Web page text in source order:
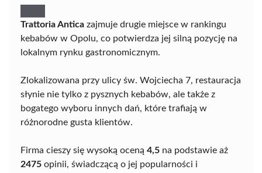
Trattoria Antica zajmuje drugie miejsce w rankingu
kebabów w Opolu, co potwierdza jej silną pozycję na
lokalnym rynku gastronomicznym.
Zlokalizowana przy ulicy św. Wojciecha 7, restauracja
słynie nie tylko z pysznych kebabów, ale także z
bogatego wyboru innych dań, które trafiają w
różnorodne gusta klientów.
Firma cieszy się wysoką oceną 4,5 na podstawie aż
2475 opinii, świadczącą o jej popularności i